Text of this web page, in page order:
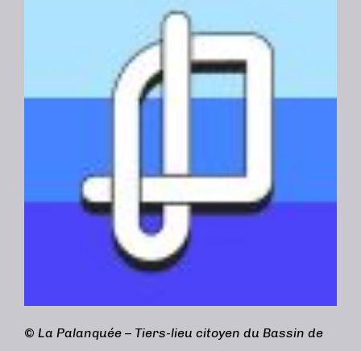
© La Palanquée – Tiers-lieu citoyen du Bassin de